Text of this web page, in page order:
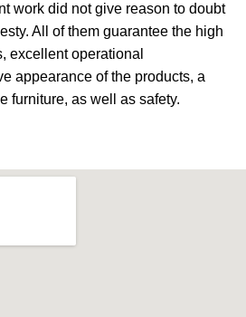
work did not give reason to doubt
All of them guarantee the high
excellent operational
appearance of the products, a
furniture, as well as safety.